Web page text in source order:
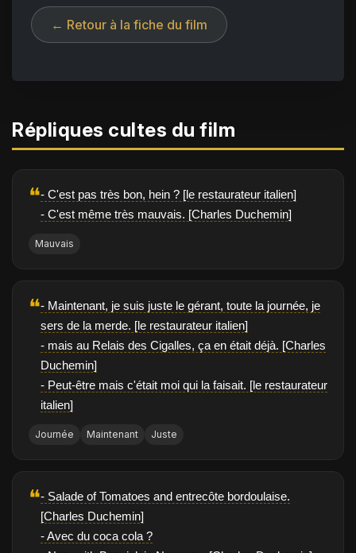
← Retour à la fiche du film
Répliques cultes du film
❝- C'est pas très bon, hein ? [le restaurateur italien]
- C'est même très mauvais. [Charles Duchemin]
Mauvais
❝- Maintenant, je suis juste le gérant, toute la journée, je
sers de la merde. [le restaurateur italien]
- mais au Relais des Cigalles, ça en était déjà. [Charles
Duchemin]
- Peut-être mais c'était moi qui la faisait. [le restaurateur
italien]
Journée Maintenant Juste
❝- Salade of Tomatoes and entrecôte bordoulaise.
[Charles Duchemin]
- Avec du coca cola ?